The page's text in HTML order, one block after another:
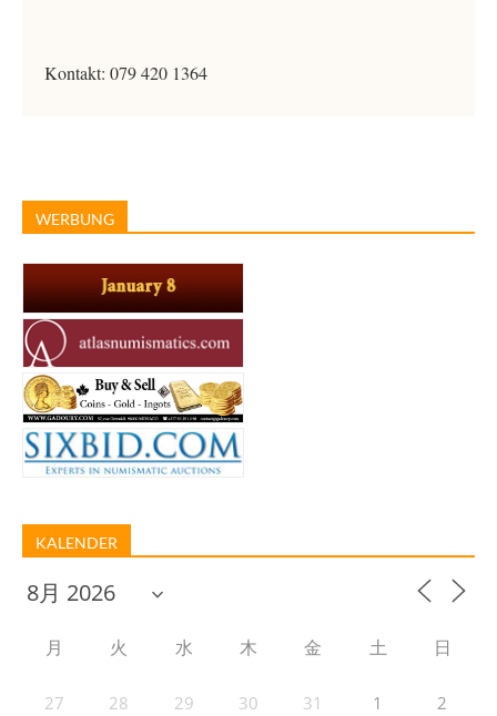
Kontakt: 079 420 1364
WERBUNG
KALENDER
月 火 水 木 金 土 日
27 28 29 30 31 1 2